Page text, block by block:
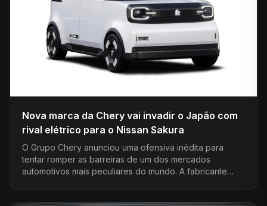
Nova marca da Chery vai invadir o Japão com
rival elétrico para o Nissan Sakura
O Grupo Chery anunciou uma ofensiva inédita para
tentar romper as barreiras de um dos mercados
automotivos mais peculiares do mundo. A fabricante